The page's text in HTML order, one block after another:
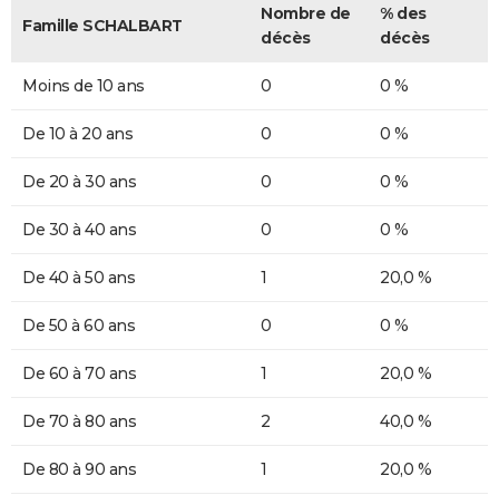
Famille SCHALBART
Nombre de
décès
% des
décès
Moins de 10 ans 0 0 %
De 10 à 20 ans 0 0 %
De 20 à 30 ans 0 0 %
De 30 à 40 ans 0 0 %
De 40 à 50 ans 1 20,0 %
De 50 à 60 ans 0 0 %
De 60 à 70 ans 1 20,0 %
De 70 à 80 ans 2 40,0 %
De 80 à 90 ans 1 20,0 %